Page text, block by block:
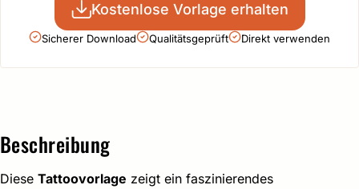
Kostenlose Vorlage erhalten
Sicherer Download Qualitätsgeprüft Direkt verwenden
Beschreibung
Diese Tattoovorlage zeigt ein faszinierendes